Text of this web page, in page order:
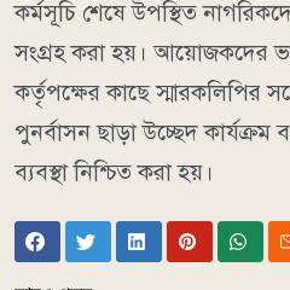
কর্মসূচি শেষে উপস্থিত
সংগ্রহ করা হয়। আয়োজকদের
কর্তৃপক্ষের কাছে স্মারকলিপির
পুনর্বাসন ছাড়া উচ্ছেদ কার্যক্রম
ব্যবস্থা নিশ্চিত করা হয়।